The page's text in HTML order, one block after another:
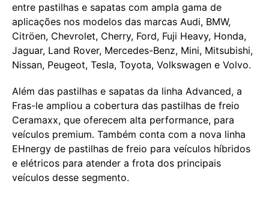
entre pastilhas e sapatas com ampla gama de
aplicações nos modelos das marcas Audi, BMW,
Citröen, Chevrolet, Cherry, Ford, Fuji Heavy, Honda,
Jaguar, Land Rover, Mercedes-Benz, Mini, Mitsubishi,
Nissan, Peugeot, Tesla, Toyota, Volkswagen e Volvo.
Além das pastilhas e sapatas da linha Advanced, a
Fras-le ampliou a cobertura das pastilhas de freio
Ceramaxx, que oferecem alta performance, para
veículos premium. Também conta com a nova linha
EHnergy de pastilhas de freio para veículos híbridos
e elétricos para atender a frota dos principais
veículos desse segmento.